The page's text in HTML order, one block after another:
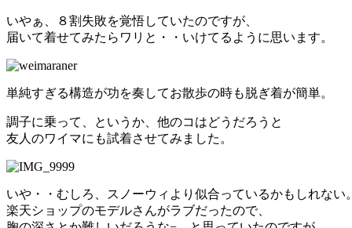
いやぁ、８割失敗を覚悟していたのですが、
届いて着せてみたらワリと・・いけてるように思います。
単純すぎる構造が功を奏してお散歩の時も脱ぎ着が簡単。
調子に乗って、というか、他のコはどうだろうと
友人のワイマにも試着させてみました。
いや・・むしろ、スノーウィより似合っているかもしれない。
楽天ショップのモデルさんがラブだったので、